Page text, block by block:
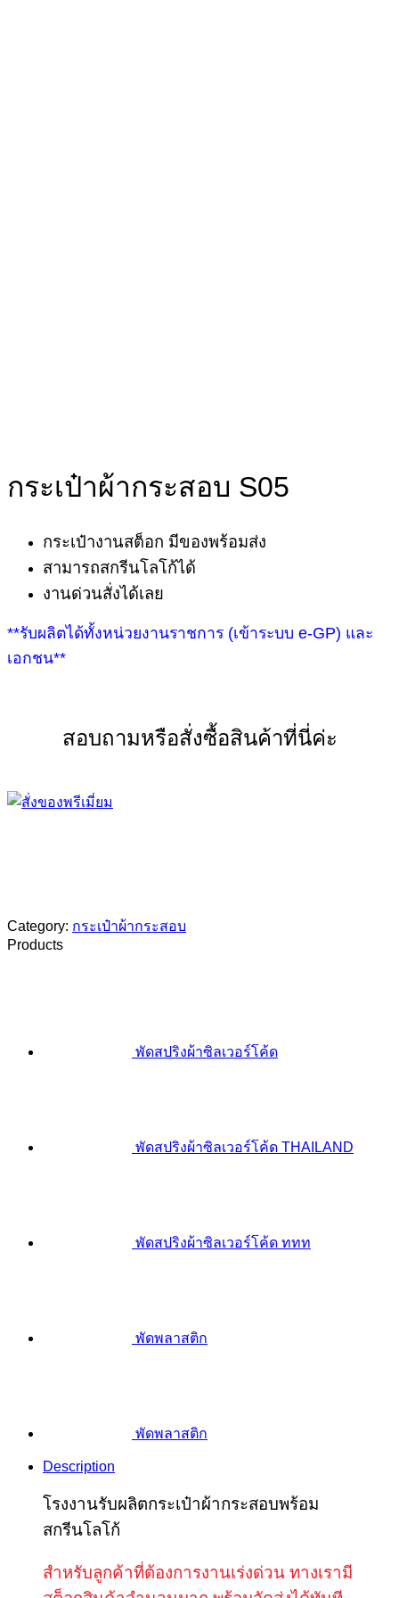
กระเป๋าผ้ากระสอบ S05
กระเป๋างานสต็อก มีของพร้อมส่ง
สามารถสกรีนโลโก้ได้
งานด่วนสั่งได้เลย
**รับผลิตได้ทั้งหน่วยงานราชการ (เข้าระบบ e-GP) และ
เอกชน**
สอบถามหรือสั่งซื้อสินค้าที่นี่ค่ะ
Category: กระเป๋าผ้ากระสอบ
Products
พัดสปริงผ้าซิลเวอร์โค้ด
พัดสปริงผ้าซิลเวอร์โค้ด THAILAND
พัดสปริงผ้าซิลเวอร์โค้ด ททท
พัดพลาสติก
พัดพลาสติก
Description
โรงงานรับผลิตกระเป๋าผ้ากระสอบพร้อม
สกรีนโลโก้
สำหรับลูกค้าที่ต้องการงานเร่งด่วน ทางเรามี